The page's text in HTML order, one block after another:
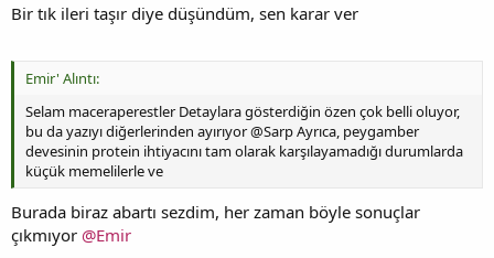
Bir tık ileri taşır diye düşündüm, sen karar ver
Emir' Alıntı:
Selam maceraperestler Detaylara gösterdiğin özen çok belli oluyor,
bu da yazıyı diğerlerinden ayırıyor @Sarp Ayrıca, peygamber
devesinin protein ihtiyacını tam olarak karşılayamadığı durumlarda
küçük memelilerle ve
Burada biraz abartı sezdim, her zaman böyle sonuçlar
çıkmıyor @Emir